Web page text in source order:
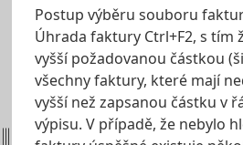
Postup výběru souboru
Úhrada faktury Ctrl+F2, s tím
vyšší požadovanou částkou
všechny faktury, které mají
vyšší než zapsanou částku v
výpisu. V případě, že nebylo